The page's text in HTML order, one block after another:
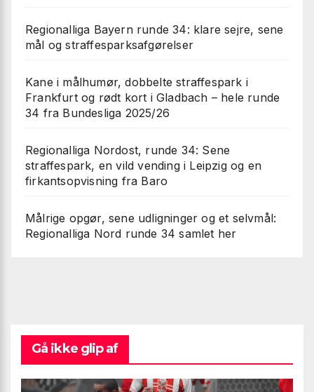
Regionalliga Bayern runde 34: klare sejre, sene
mål og straffesparksafgørelser
Kane i målhumør, dobbelte straffespark i
Frankfurt og rødt kort i Gladbach – hele runde
34 fra Bundesliga 2025/26
Regionalliga Nordost, runde 34: Sene
straffespark, en vild vending i Leipzig og en
firkantsopvisning fra Baro
Målrige opgør, sene udligninger og et selvmål:
Regionalliga Nord runde 34 samlet her
Gå ikke glip af